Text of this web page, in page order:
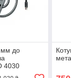
мм до
4030